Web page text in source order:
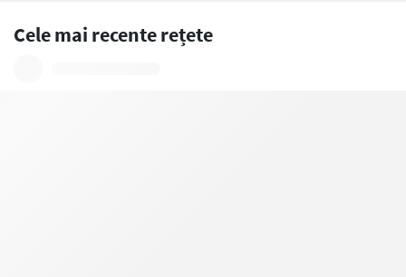
Cele mai recente rețete